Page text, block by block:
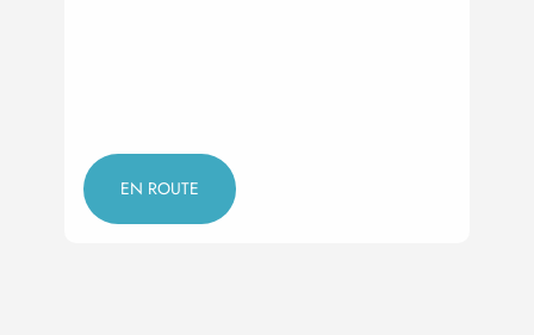
EN ROUTE